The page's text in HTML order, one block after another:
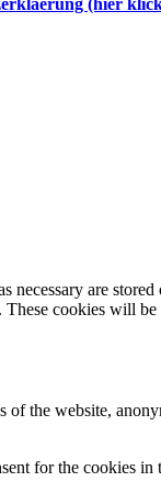
are
These cookies will
of the website,
for the cookies